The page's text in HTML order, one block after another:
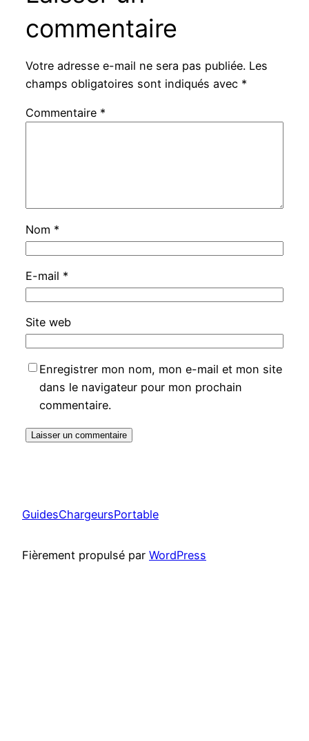
commentaire
Votre adresse e-mail ne sera pas publiée. Les
champs obligatoires sont indiqués avec *
Commentaire *
Nom *
E-mail *
Site web
Enregistrer mon nom, mon e-mail et mon site
dans le navigateur pour mon prochain
commentaire.
GuidesChargeursPortable
Fièrement propulsé par WordPress